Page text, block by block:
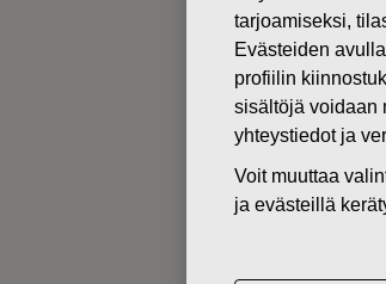
02.10.2025
tarjoamiseksi,
Evästeiden
profiilin
sisältöjä voidaan
yhteystiedot ja
Voit muuttaa
ja evästeillä